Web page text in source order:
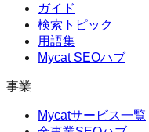
ガイド
検索トピック
用語集
Mycat SEOハブ
事業
Mycatサービス一覧